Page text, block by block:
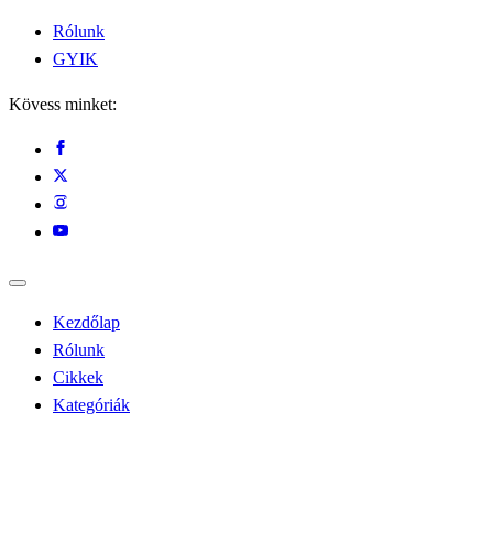
Rólunk
GYIK
Kövess minket:
Kezdőlap
Rólunk
Cikkek
Kategóriák